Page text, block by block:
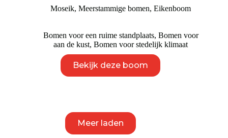
tot
Moseik,Meerstammige bomen,Eikenboom
Bomen voor een ruime standplaats, Bomen voor
aan de kust,Bomen voor stedelijk klimaat
Bekijk deze boom
product
heeft
optie
kan
gekozen
Meer laden